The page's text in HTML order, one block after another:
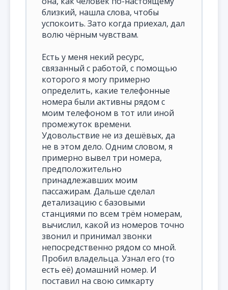
близкий, нашла слова, чтобы
успокоить. Зато когда приехал, дал
волю чёрным чувствам.
Есть у меня некий ресурс,
связанный с работой, с помощью
которого я могу примерно
определить, какие телефонные
номера были активны рядом с
моим телефоном в тот или иной
промежуток времени.
Удовольствие не из дешёвых, да
не в этом дело. Одним словом, я
примерно вывел три номера,
предположительно
принадлежавших моим
пассажирам. Дальше сделал
детализацию с базовыми
станциями по всем трём номерам,
вычислил, какой из номеров точно
звонил и принимал звонки
непосредственно рядом со мной.
Пробил владельца. Узнал его (то
есть её) домашний номер. И
поставил на свою симкарту